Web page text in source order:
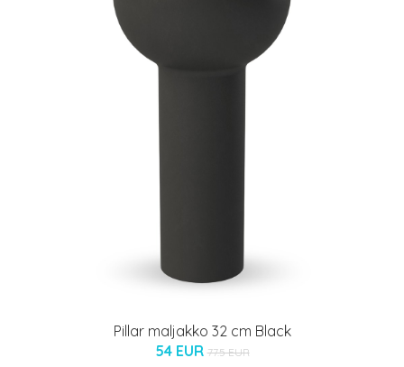
Pillar maljakko 32 cm Black
54 EUR 77.5 EUR